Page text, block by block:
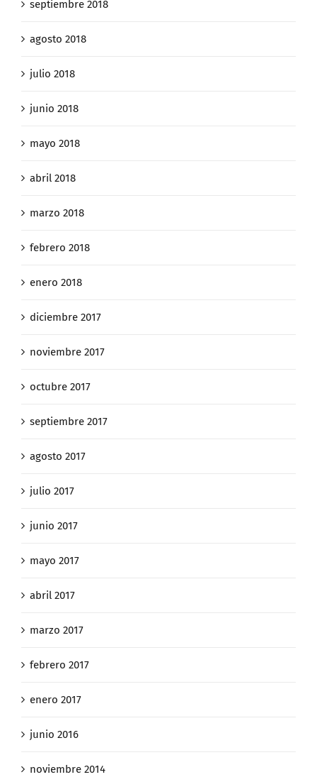
septiembre 2018
agosto 2018
julio 2018
junio 2018
mayo 2018
abril 2018
marzo 2018
febrero 2018
enero 2018
diciembre 2017
noviembre 2017
octubre 2017
septiembre 2017
agosto 2017
julio 2017
junio 2017
mayo 2017
abril 2017
marzo 2017
febrero 2017
enero 2017
junio 2016
noviembre 2014